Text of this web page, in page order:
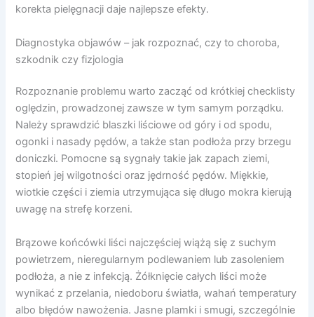
korekta pielęgnacji daje najlepsze efekty.
Diagnostyka objawów – jak rozpoznać, czy to choroba,
szkodnik czy fizjologia
Rozpoznanie problemu warto zacząć od krótkiej checklisty
oględzin, prowadzonej zawsze w tym samym porządku.
Należy sprawdzić blaszki liściowe od góry i od spodu,
ogonki i nasady pędów, a także stan podłoża przy brzegu
doniczki. Pomocne są sygnały takie jak zapach ziemi,
stopień jej wilgotności oraz jędrność pędów. Miękkie,
wiotkie części i ziemia utrzymująca się długo mokra kierują
uwagę na strefę korzeni.
Brązowe końcówki liści najczęściej wiążą się z suchym
powietrzem, nieregularnym podlewaniem lub zasoleniem
podłoża, a nie z infekcją. Żółknięcie całych liści może
wynikać z przelania, niedoboru światła, wahań temperatury
albo błędów nawożenia. Jasne plamki i smugi, szczególnie